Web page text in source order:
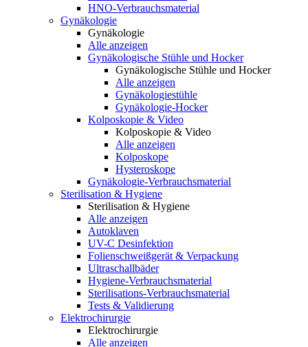
HNO-Verbrauchsmaterial
Gynäkologie
Gynäkologie
Alle anzeigen
Gynäkologische Stühle und Hocker
Gynäkologische Stühle und Hocker
Alle anzeigen
Gynäkologiestühle
Gynäkologie-Hocker
Kolposkopie & Video
Kolposkopie & Video
Alle anzeigen
Kolposkope
Hysteroskope
Gynäkologie-Verbrauchsmaterial
Sterilisation & Hygiene
Sterilisation & Hygiene
Alle anzeigen
Autoklaven
UV-C Desinfektion
Folienschweißgerät & Verpackung
Ultraschallbäder
Hygiene-Verbrauchsmaterial
Sterilisations-Verbrauchsmaterial
Tests & Validierung
Elektrochirurgie
Elektrochirurgie
Alle anzeigen